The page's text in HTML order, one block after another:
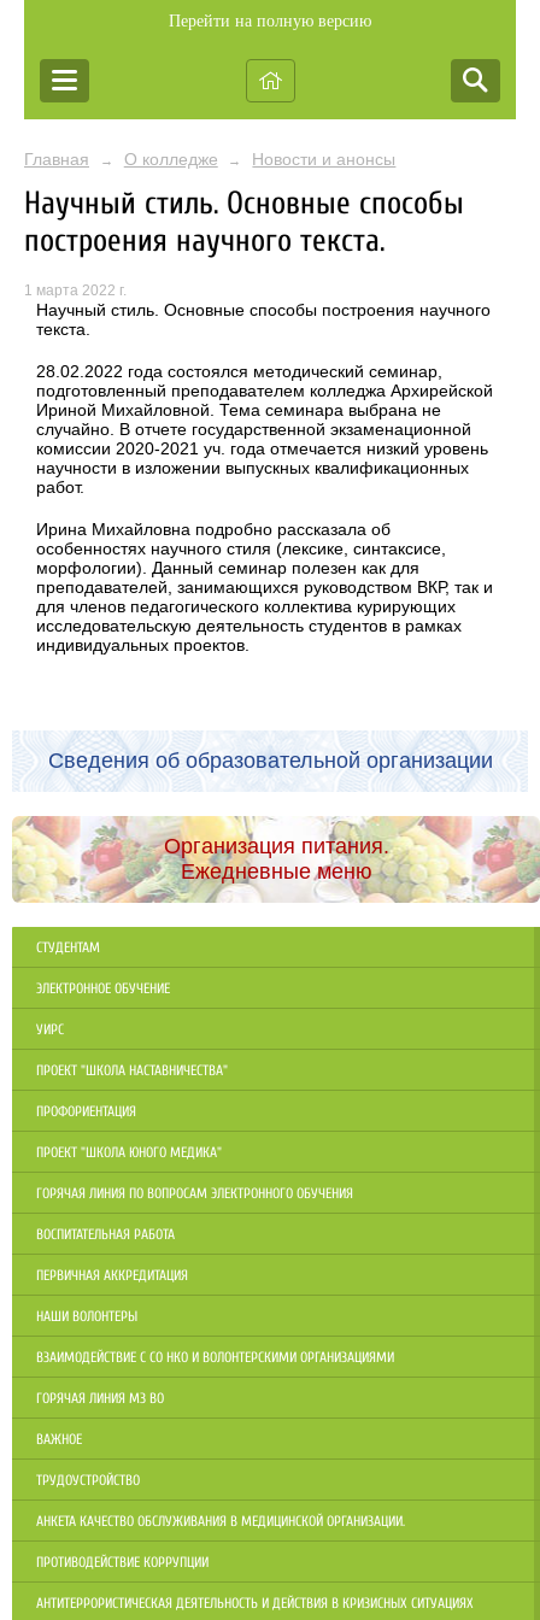
Перейти на полную версию
Главная → О колледже → Новости и анонсы
Научный стиль. Основные способы
построения научного текста.
1 марта 2022 г.
Научный стиль. Основные способы построения научного
текста.
28.02.2022 года состоялся методический семинар,
подготовленный преподавателем колледжа Архирейской
Ириной Михайловной. Тема семинара выбрана не
случайно. В отчете государственной экзаменационной
комиссии 2020-2021 уч. года отмечается низкий уровень
научности в изложении выпускных квалификационных
работ.
Ирина Михайловна подробно рассказала об
особенностях научного стиля (лексике, синтаксисе,
морфологии). Данный семинар полезен как для
преподавателей, занимающихся руководством ВКР, так и
для членов педагогического коллектива курирующих
исследовательскую деятельность студентов в рамках
индивидуальных проектов.
Сведения об образовательной организации
Организация питания.
Ежедневные меню
СТУДЕНТАМ
ЭЛЕКТРОННОЕ ОБУЧЕНИЕ
УИРС
ПРОЕКТ "ШКОЛА НАСТАВНИЧЕСТВА"
ПРОФОРИЕНТАЦИЯ
ПРОЕКТ "ШКОЛА ЮНОГО МЕДИКА"
ГОРЯЧАЯ ЛИНИЯ ПО ВОПРОСАМ ЭЛЕКТРОННОГО ОБУЧЕНИЯ
ВОСПИТАТЕЛЬНАЯ РАБОТА
ПЕРВИЧНАЯ АККРЕДИТАЦИЯ
НАШИ ВОЛОНТЕРЫ
ВЗАИМОДЕЙСТВИЕ С СО НКО И ВОЛОНТЕРСКИМИ ОРГАНИЗАЦИЯМИ
ГОРЯЧАЯ ЛИНИЯ МЗ ВО
ВАЖНОЕ
ТРУДОУСТРОЙСТВО
АНКЕТА КАЧЕСТВО ОБСЛУЖИВАНИЯ В МЕДИЦИНСКОЙ ОРГАНИЗАЦИИ.
ПРОТИВОДЕЙСТВИЕ КОРРУПЦИИ
АНТИТЕРРОРИСТИЧЕСКАЯ ДЕЯТЕЛЬНОСТЬ И ДЕЙСТВИЯ В КРИЗИСНЫХ СИТУАЦИЯХ